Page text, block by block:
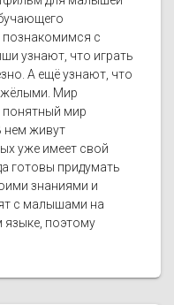
с
узнают, что играть
А ещё узнают, что
Мир
мир
нем живут
уже имеет свой
готовы придумать
знаниями и
с малышами на
языке, поэтому